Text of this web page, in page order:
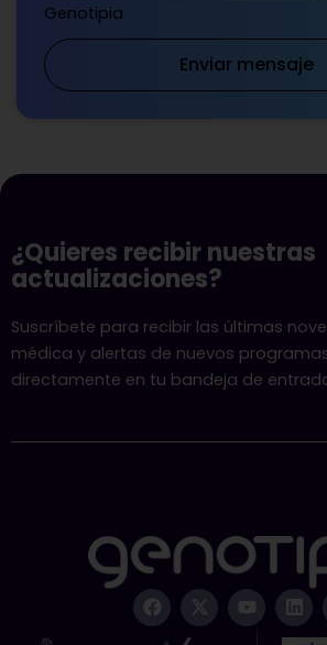
Genotipia
Enviar mensaje
¿Quieres recibir nuestras
actualizaciones?
Suscríbete para recibir las últimas
médica y alertas de nuevos
directamente en tu bandeja de
F
a
c
X
-
t
Y
o
u
L
i
n